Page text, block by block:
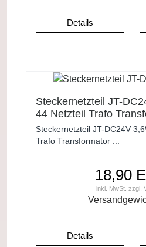
Details
Steckernetzteil JT-
44 Netzteil Trafo
Steckernetzteil JT-DC24V
Trafo Transformator ...
18,90
inkl. MwSt. zzgl.
Details